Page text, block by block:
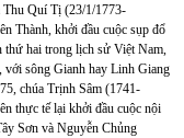
Quí Tị (23/1/1773-
Thành, khởi đầu cuộc sụp đổ
thứ hai trong lịch sử Việt Nam,
sông Gianh hay Linh Giang
chúa Trịnh Sâm (1741-
thực tế lại khởi đầu cuộc nội
Sơn và Nguyễn Chủng